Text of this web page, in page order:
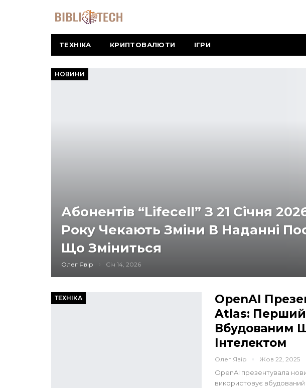
ТЕХНІКА КРИПТОВАЛЮТИ ІГРИ
НОВИНИ
Абонентів “lifecell” З 21 Січня
Року Чекають Зміни В Наданні
Що Зміниться
Олег Явір Січ 14, 2026
ТЕХНІКА
OpenAI
Atlas: Перший
Вбудованим
Інтелектом
Олег Явір Жов 22, 2025
OpenAI презентувала
використовує